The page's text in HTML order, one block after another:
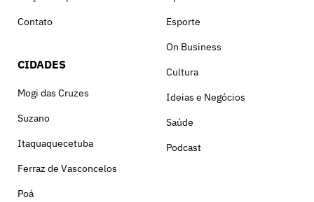
Contato
CIDADES
Mogi das Cruzes
Suzano
Itaquaquecetuba
Ferraz de Vasconcelos
Poá
Esporte
On Business
Cultura
Ideias e Negócios
Saúde
Podcast